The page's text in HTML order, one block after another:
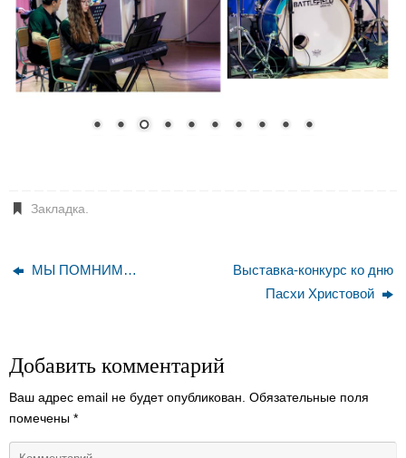
Закладка
МЫ ПОМНИМ…
Выставка-конкурс ко дню
Пасхи Христовой
Добавить комментарий
Ваш адрес email не будет опубликован. Обязательные поля
помечены *